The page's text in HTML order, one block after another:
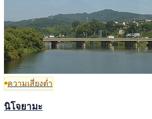
ความเสี่ยงต่ำ
นิโจยามะ